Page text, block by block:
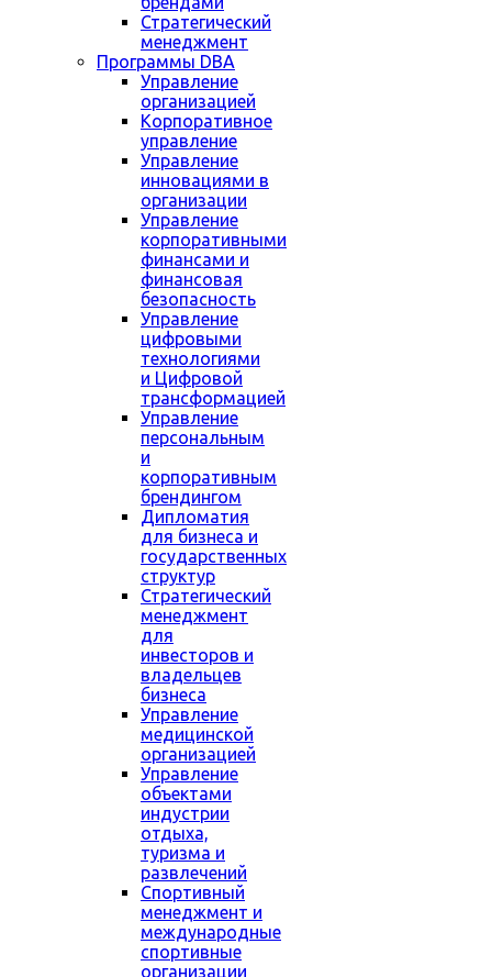
Стратегический
менеджмент
Программы DBA
Управление
организацией
Корпоративное
управление
Управление
инновациями в
организации
Управление
корпоративными
финансами и
финансовая
безопасность
Управление
цифровыми
технологиями
и Цифровой
трансформацией
Управление
персональным
и
корпоративным
брендингом
Дипломатия
для бизнеса и
государственных
структур
Стратегический
менеджмент
для
инвесторов и
владельцев
бизнеса
Управление
медицинской
организацией
Управление
объектами
индустрии
отдыха,
туризма и
развлечений
Спортивный
менеджмент и
международные
спортивные
организации